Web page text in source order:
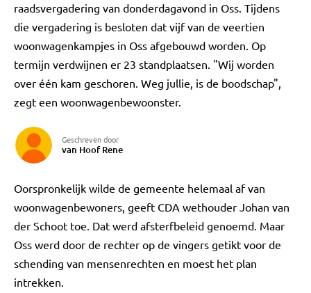
raadsvergadering van donderdagavond in Oss. Tijdens
die vergadering is besloten dat vijf van de veertien
woonwagenkampjes in Oss afgebouwd worden. Op
termijn verdwijnen er 23 standplaatsen. "Wij worden
over één kam geschoren. Weg jullie, is de boodschap",
zegt een woonwagenbewoonster.
Geschreven door
van Hoof Rene
Oorspronkelijk wilde de gemeente helemaal af van
woonwagenbewoners, geeft CDA wethouder Johan van
der Schoot toe. Dat werd afsterfbeleid genoemd. Maar
Oss werd door de rechter op de vingers getikt voor de
schending van mensenrechten en moest het plan
intrekken.